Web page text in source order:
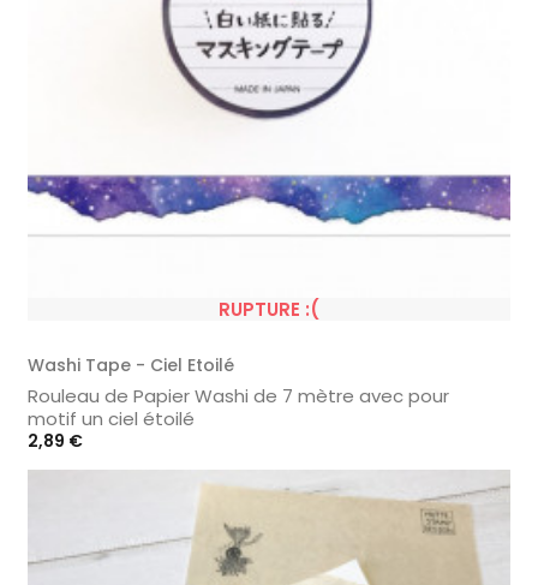
RUPTURE :(
Washi Tape - Ciel Etoilé
Rouleau de Papier Washi de 7 mètre avec pour
motif un ciel étoilé
Prix
2,89 €